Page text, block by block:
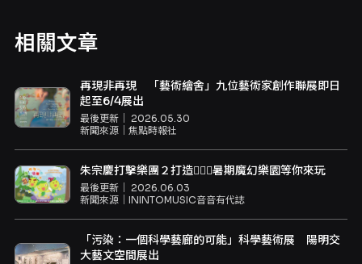
相關文章
再現非再現 「藝術繪舍」九位藝術家創作聯展即日
起至6/4展出
最後更新｜ 2026.05.30
新聞來源｜ 焦點時報社
朱宗慶打擊樂團２打造👯‍♀️✨暑期魔幻樂園等你來玩
最後更新｜ 2026.06.03
新聞來源｜ ININTOMUSIC音音有代誌
「污染：一個科學藝廊的可能」科學藝術展 陽明交
大藝文空間展出